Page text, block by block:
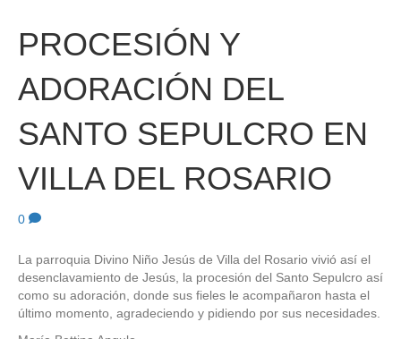
PROCESIÓN Y
ADORACIÓN DEL
SANTO SEPULCRO EN
VILLA DEL ROSARIO
0
La parroquia Divino Niño Jesús de Villa del Rosario vivió así el
desenclavamiento de Jesús, la procesión del Santo Sepulcro así
como su adoración, donde sus fieles le acompañaron hasta el
último momento, agradeciendo y pidiendo por sus necesidades.